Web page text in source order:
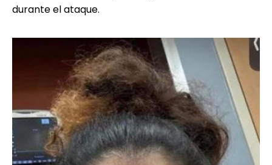
durante el ataque.